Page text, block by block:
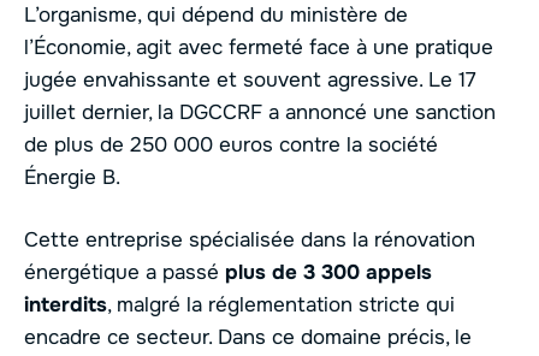
L’organisme, qui dépend du ministère de
l’Économie, agit avec fermeté face à une pratique
jugée envahissante et souvent agressive. Le 17
juillet dernier, la DGCCRF a annoncé une sanction
de plus de 250 000 euros contre la société
Énergie B.
Cette entreprise spécialisée dans la rénovation
énergétique a passé plus de 3 300 appels
interdits, malgré la réglementation stricte qui
encadre ce secteur. Dans ce domaine précis, le